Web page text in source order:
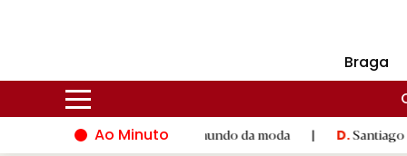
Braga
Ao Minuto
e à inovação do mundo da moda | D.Santiago de